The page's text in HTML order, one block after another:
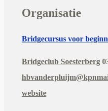
Organisatie
Bridgecursus voor
Bridgeclub Soesterberg
website